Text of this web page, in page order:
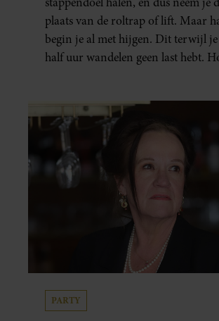
plaats van de roltrap of lift. Maar
begin je al met hijgen. Dit terwijl je
half uur wandelen geen last hebt.
PARTY